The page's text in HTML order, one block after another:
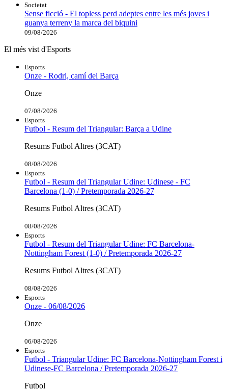
Societat
Sense ficció - El topless perd adeptes entre les més joves i
guanya terreny la marca del biquini
09/08/2026
El més vist d'Esports
Esports
Onze - Rodri, camí del Barça
Onze
07/08/2026
Esports
Futbol - Resum del Triangular: Barça a Udine
Resums Futbol Altres (3CAT)
08/08/2026
Esports
Futbol - Resum del Triangular Udine: Udinese - FC
Barcelona (1-0) / Pretemporada 2026-27
Resums Futbol Altres (3CAT)
08/08/2026
Esports
Futbol - Resum del Triangular Udine: FC Barcelona-
Nottingham Forest (1-0) / Pretemporada 2026-27
Resums Futbol Altres (3CAT)
08/08/2026
Esports
Onze - 06/08/2026
Onze
06/08/2026
Esports
Futbol - Triangular Udine: FC Barcelona-Nottingham Forest i
Udinese-FC Barcelona / Pretemporada 2026-27
Futbol